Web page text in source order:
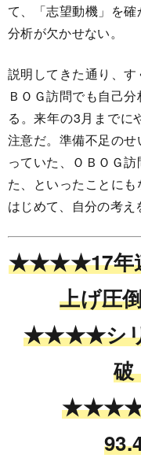
て、「志望動機」を
分析が欠かせない。
説明してきた通り、
ＢＯＧ訪問でも自己
る。来年の3月までに
注意だ。準備不足の
っていた、ＯＢＯＧ
た、といったことに
はじめて、自分の考え
★★★★17年連
上げ
★★★★シリ
★★★★